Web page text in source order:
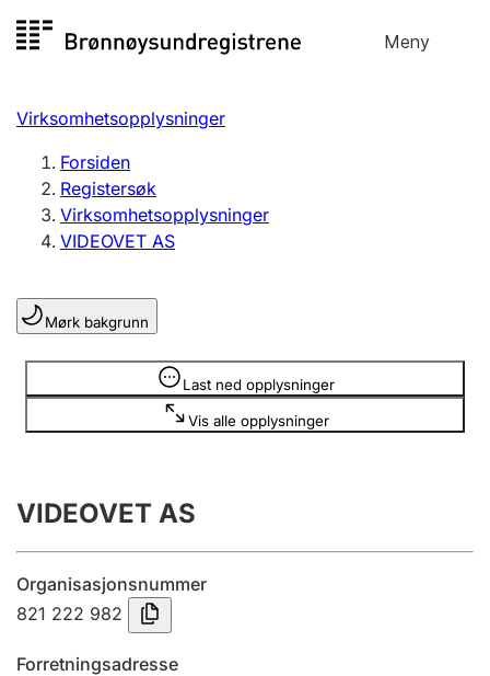
til
Meny
Registersøk
Aksjeselskap
Enkeltpersonforetak
Registrere, endre, slette
Lag og forening
Registrere, endre, slette
Årsregnskap
Innsending og forsinkelsesgebyr
Tinglysing
Virksomhetsopplysninger
Forsiden
Registersøk
Virksomhetsopplysninger
VIDEOVET AS
Mørk bakgrunn
Last ned opplysninger
Vis alle opplysninger
Opplysninger er skjult
VIDEOVET AS
Organisasjonsnummer
821 222 982
Forretningsadresse